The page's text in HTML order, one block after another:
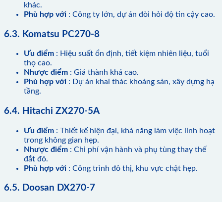
khác.
Phù hợp với : Công ty lớn, dự án đòi hỏi độ tin cậy cao.
6.3. Komatsu PC270-8
Ưu điểm : Hiệu suất ổn định, tiết kiệm nhiên liệu, tuổi
thọ cao.
Nhược điểm : Giá thành khá cao.
Phù hợp với : Dự án khai thác khoáng sản, xây dựng hạ
tầng.
6.4. Hitachi ZX270-5A
Ưu điểm : Thiết kế hiện đại, khả năng làm việc linh hoạt
trong không gian hẹp.
Nhược điểm : Chi phí vận hành và phụ tùng thay thế
đắt đỏ.
Phù hợp với : Công trình đô thị, khu vực chật hẹp.
6.5. Doosan DX270-7